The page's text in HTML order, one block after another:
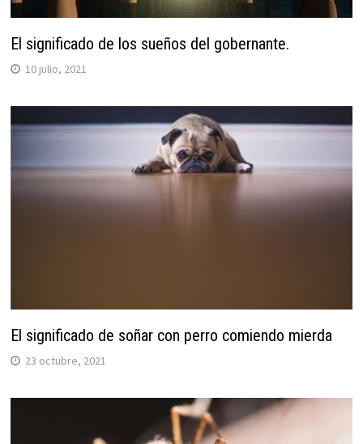
El significado de los sueños del gobernante.
10 julio, 2021
El significado de soñar con perro comiendo mierda
23 octubre, 2021